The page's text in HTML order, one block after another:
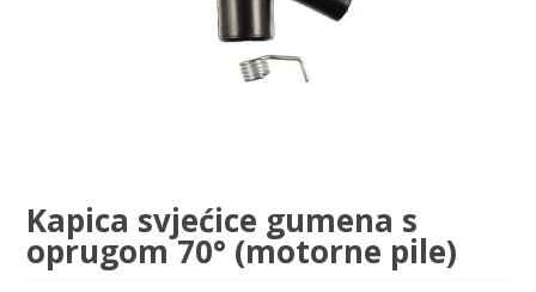
Kapica svjećice gumena s
oprugom 70° (motorne pile)